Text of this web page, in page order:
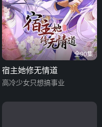
全90集
宿主她修无情道
高冷少女只想搞事业